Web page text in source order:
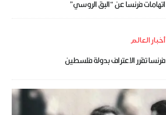
اتهامات فرنسا عن “البق الروسي”
أخبار العالم
فرنسا تقرر الاعتراف بدولة فلسطين